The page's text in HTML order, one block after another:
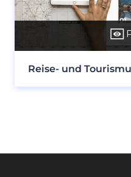
Reise- und